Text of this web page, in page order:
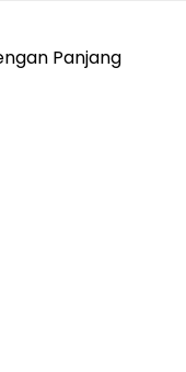
Panjang